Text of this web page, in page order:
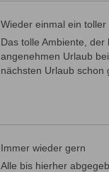
Wieder einmal ein
Das tolle Ambiente,
angenehmen Urlaub
nächsten Urlaub schon
Immer wieder gern
Alle bis hierher